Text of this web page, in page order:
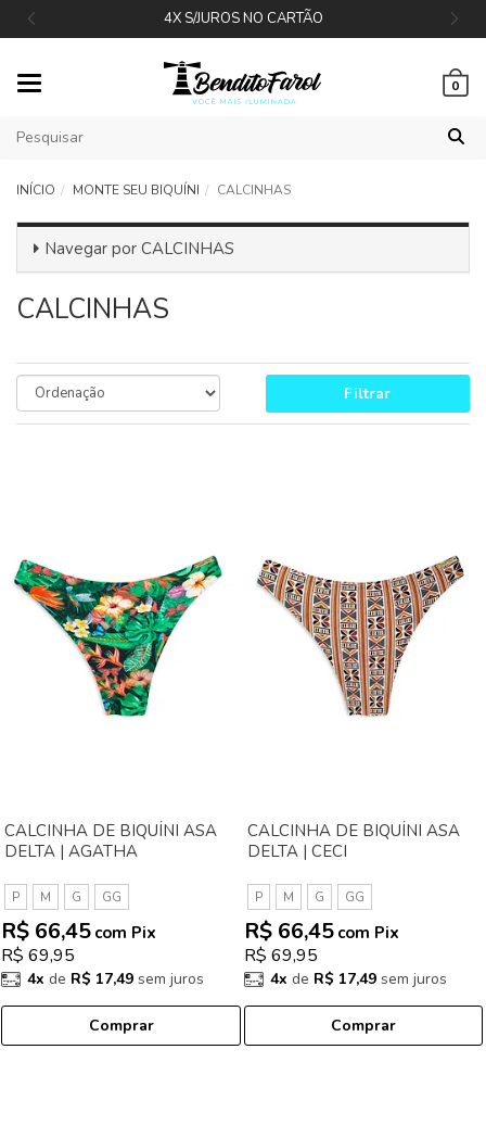
4X S/JUROS NO CARTÃO
0
INÍCIO MONTE SEU BIQUÍNI CALCINHAS
Navegar por CALCINHAS
CALCINHAS
Filtrar
CALCINHA DE BIQUÍNI ASA
DELTA | AGATHA
P M G GG
R$ 69,95
R$ 66,45 com Pix
4x de R$ 17,49sem juros
Comprar
CALCINHA DE BIQUÍNI ASA
DELTA | CECI
P M G GG
R$ 69,95
R$ 66,45 com Pix
4x de R$ 17,49 sem juros
Comprar